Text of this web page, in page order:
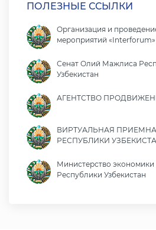
ПОЛЕЗНЫЕ ССЫЛКИ
Организация и
мероприятий «Interforum»
Сенат Олий Мажлиса
Узбекистан
АГЕНТСТВО
ВИРТУАЛЬНАЯ
РЕСПУБЛИКИ
Министерство
Республики Узбекистан